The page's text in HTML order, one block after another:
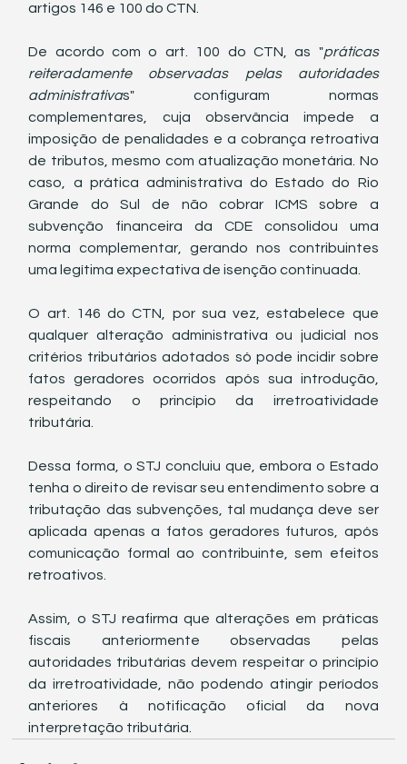
artigos 146 e 100 do CTN.
De acordo com o art. 100 do CTN, as "práticas
reiteradamente observadas pelas autoridades
administrativas" configuram normas
complementares, cuja observância impede a
imposição de penalidades e a cobrança retroativa
de tributos, mesmo com atualização monetária. No
caso, a prática administrativa do Estado do Rio
Grande do Sul de não cobrar ICMS sobre a
subvenção financeira da CDE consolidou uma
norma complementar, gerando nos contribuintes
uma legítima expectativa de isenção continuada.
O art. 146 do CTN, por sua vez, estabelece que
qualquer alteração administrativa ou judicial nos
critérios tributários adotados só pode incidir sobre
fatos geradores ocorridos após sua introdução,
respeitando o princípio da irretroatividade
tributária.
Dessa forma, o STJ concluiu que, embora o Estado
tenha o direito de revisar seu entendimento sobre a
tributação das subvenções, tal mudança deve ser
aplicada apenas a fatos geradores futuros, após
comunicação formal ao contribuinte, sem efeitos
retroativos.
Assim, o STJ reafirma que alterações em práticas
fiscais anteriormente observadas pelas
autoridades tributárias devem respeitar o princípio
da irretroatividade, não podendo atingir períodos
anteriores à notificação oficial da nova
interpretação tributária.